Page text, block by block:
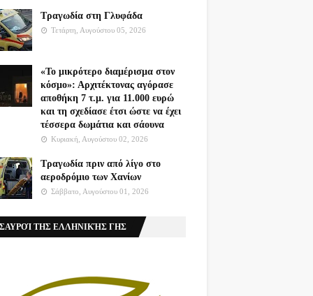
Τραγωδία στη Γλυφάδα
Τετάρτη, Αυγούστου 05, 2026
«Το μικρότερο διαμέρισμα στον
κόσμο»: Αρχιτέκτονας αγόρασε
αποθήκη 7 τ.μ. για 11.000 ευρώ
και τη σχεδίασε έτσι ώστε να έχει
τέσσερα δωμάτια και σάουνα
Κυριακή, Αυγούστου 02, 2026
Τραγωδία πριν από λίγο στο
αεροδρόμιο των Χανίων
Σάββατο, Αυγούστου 01, 2026
ΤΗΣ ΕΛΛΗΝΙΚΉΣ ΓΗΣ